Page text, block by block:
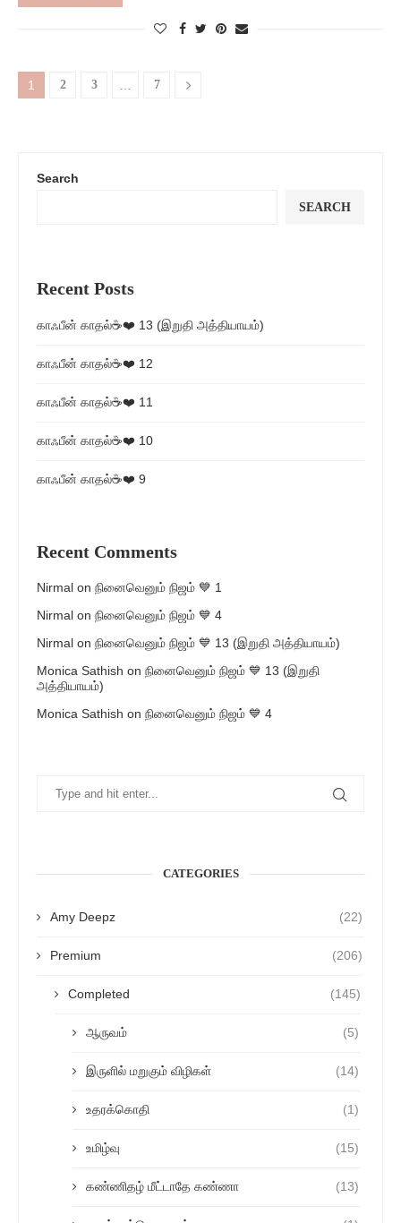
1 2 3 7
Search
SEARCH
Recent Posts
காஃபீன் காதல்☕❤️ 13 (இறுதி அத்தியாயம்)
காஃபீன் காதல்☕❤️ 12
காஃபீன் காதல்☕❤️ 11
காஃபீன் காதல்☕❤️ 10
காஃபீன் காதல்☕❤️ 9
Recent Comments
Nirmal on நினைவெனும் நிஜம் 💙 1
Nirmal on நினைவெனும் நிஜம் 💙 4
Nirmal on நினைவெனும் நிஜம் 💙 13 (இறுதி அத்தியாயம்)
Monica Sathish on நினைவெனும் நிஜம் 💙 13 (இறுதி
அத்தியாயம்)
Monica Sathish on நினைவெனும் நிஜம் 💙 4
CATEGORIES
Amy Deepz (22)
Premium (206)
Completed (145)
ஆருவம் (5)
இருளில் மறுகும் விழிகள் (14)
உதரக்கொதி (1)
உமிழ்வு (15)
கண்ணிதழ் மீட்டாதே கண்ணா (13)